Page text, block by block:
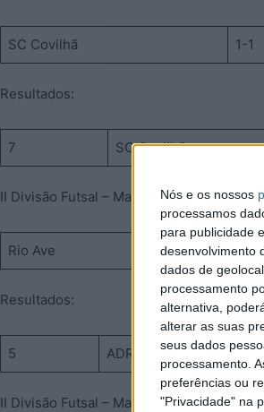
Nós e os nossos
processamos
para publicidade
desenvolvimento
dados de
processamento
alternativa,
alterar as suas
seus dados
processamento.
preferências ou
"Privacidade" na
SC Covilhã 1-1
Resultados:
7 SC Covilhã
II Divisão Futsal – Manutenção – Série 1 –
Rio Ave 3-1
Resultados:
5 ADR Retaxo
II Divisão Futsal – Manutenção – Série 2 –